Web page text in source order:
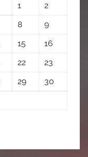
1
2
8
9
15
16
22
23
29
30